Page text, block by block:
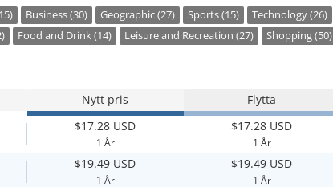
Business (30) Geographic (27) Sports (15) Technology (26)
Food and Drink (14) Leisure and Recreation (27) Shopping (50)
Nytt pris Flytta
$17.28 USD
1 År
$17.28 USD
1 År
$19.49 USD
1 År
$19.49 USD
1 År